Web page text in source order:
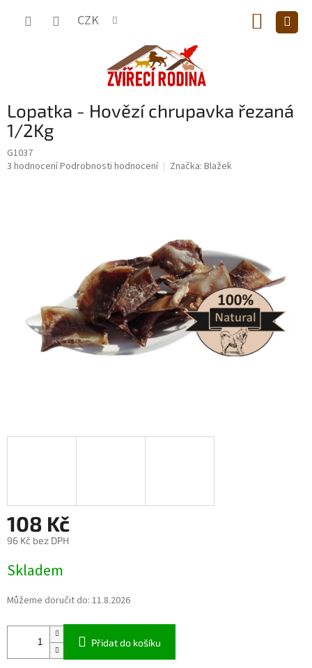
CZK
KOŠÍK
Lopatka - Hovězí chrupavka řezaná
1/2Kg
G1037
Průměrné
3 hodnoceníPodrobnosti hodnocení Značka: Blažek
108 Kč
96 Kč bez DPH
cena:
Skladem
Můžeme doručit do: 11.8.2026
Přidat do košíku